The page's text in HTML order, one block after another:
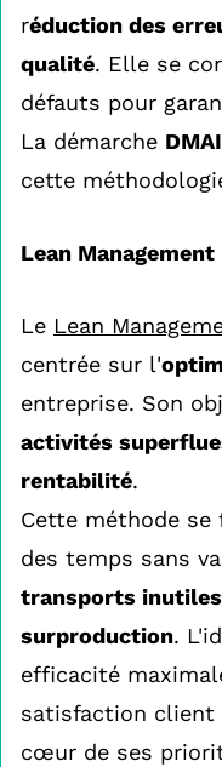
réduction des
qualité. Elle se
défauts pour
La démarche
cette
Lean Management
Le Lean
centrée sur l'
entreprise. Son
activités
rentabilité.
Cette méthode se
des temps sans
transports inutiles
surproduction.
efficacité
satisfaction client
cœur de ses